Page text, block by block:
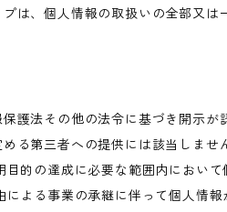
は、個人情報の取扱いの全部又
護法その他の法令に基づき開示
る第三者への提供には該当しませ
目的の達成に必要な範囲内におい
による事業の承継に伴って個人情